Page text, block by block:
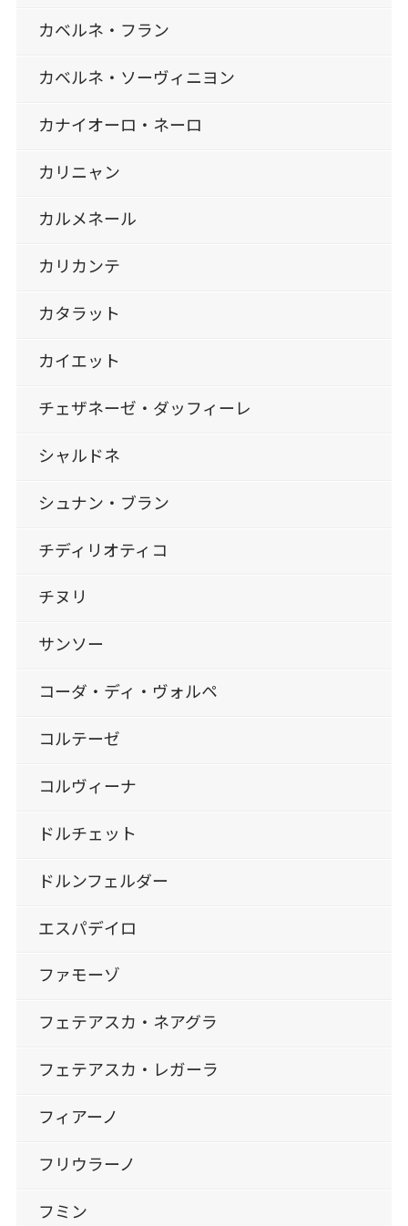
カベルネ・フラン
カベルネ・ソーヴィニヨン
カナイオーロ・ネーロ
カリニャン
カルメネール
カリカンテ
カタラット
カイエット
チェザネーゼ・ダッフィーレ
シャルドネ
シュナン・ブラン
チディリオティコ
チヌリ
サンソー
コーダ・ディ・ヴォルペ
コルテーゼ
コルヴィーナ
ドルチェット
ドルンフェルダー
エスパデイロ
ファモーゾ
フェテアスカ・ネアグラ
フェテアスカ・レガーラ
フィアーノ
フリウラーノ
フミン